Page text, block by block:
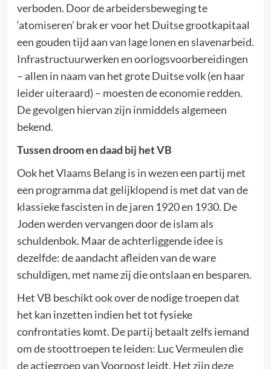
verboden. Door de arbeidersbeweging te
‘atomiseren’ brak er voor het Duitse grootkapitaal
een gouden tijd aan van lage lonen en slavenarbeid.
Infrastructuurwerken en oorlogsvoorbereidingen
– allen in naam van het grote Duitse volk (en haar
leider uiteraard) – moesten de economie redden.
De gevolgen hiervan zijn inmiddels algemeen
bekend.
Tussen droom en daad bij het VB
Ook het Vlaams Belang is in wezen een partij met
een programma dat gelijklopend is met dat van de
klassieke fascisten in de jaren 1920 en 1930. De
Joden werden vervangen door de islam als
schuldenbok. Maar de achterliggende idee is
dezelfde: de aandacht afleiden van de ware
schuldigen, met name zij die ontslaan en besparen.
Het VB beschikt ook over de nodige troepen dat
het kan inzetten indien het tot fysieke
confrontaties komt. De partij betaalt zelfs iemand
om de stoottroepen te leiden: Luc Vermeulen die
de actiegroep van Voorpost leidt. Het zijn deze